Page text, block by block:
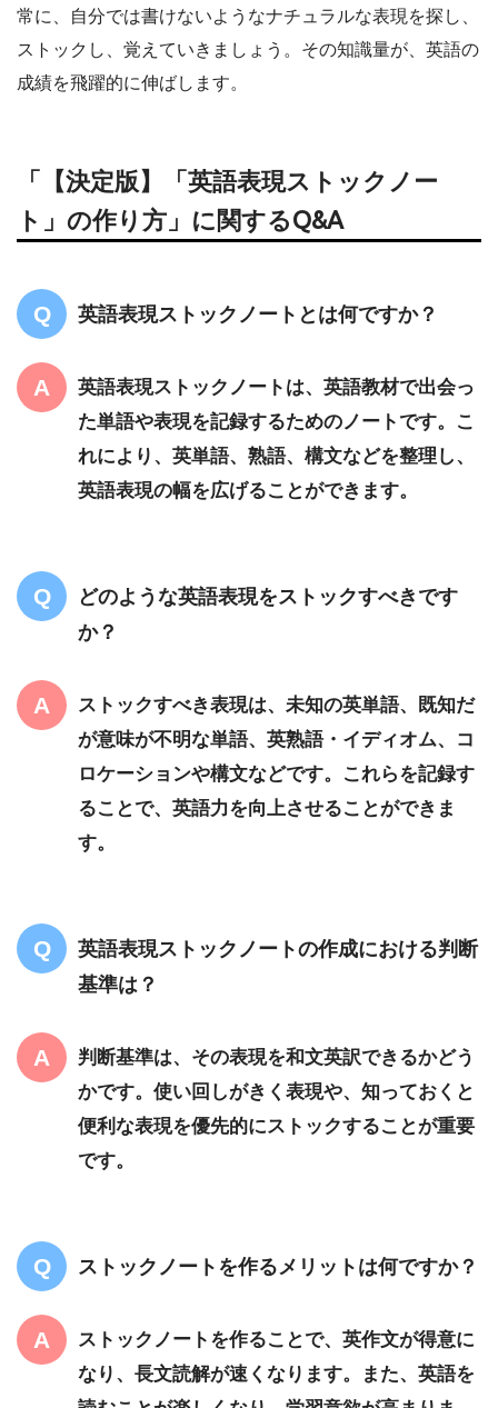
常に、自分では書けないようなナチュラルな表現を探し、
ストックし、覚えていきましょう。その知識量が、英語の
成績を飛躍的に伸ばします。
「【決定版】「英語表現ストックノー
ト」の作り方」に関するQ&A
英語表現ストックノートとは何ですか？
英語表現ストックノートは、英語教材で出会っ
た単語や表現を記録するためのノートです。こ
れにより、英単語、熟語、構文などを整理し、
英語表現の幅を広げることができます。
どのような英語表現をストックすべきです
か？
ストックすべき表現は、未知の英単語、既知だ
が意味が不明な単語、英熟語・イディオム、コ
ロケーションや構文などです。これらを記録す
ることで、英語力を向上させることができま
す。
英語表現ストックノートの作成における判断
基準は？
判断基準は、その表現を和文英訳できるかどう
かです。使い回しがきく表現や、知っておくと
便利な表現を優先的にストックすることが重要
です。
ストックノートを作るメリットは何ですか？
ストックノートを作ることで、英作文が得意に
なり、長文読解が速くなります。また、英語を